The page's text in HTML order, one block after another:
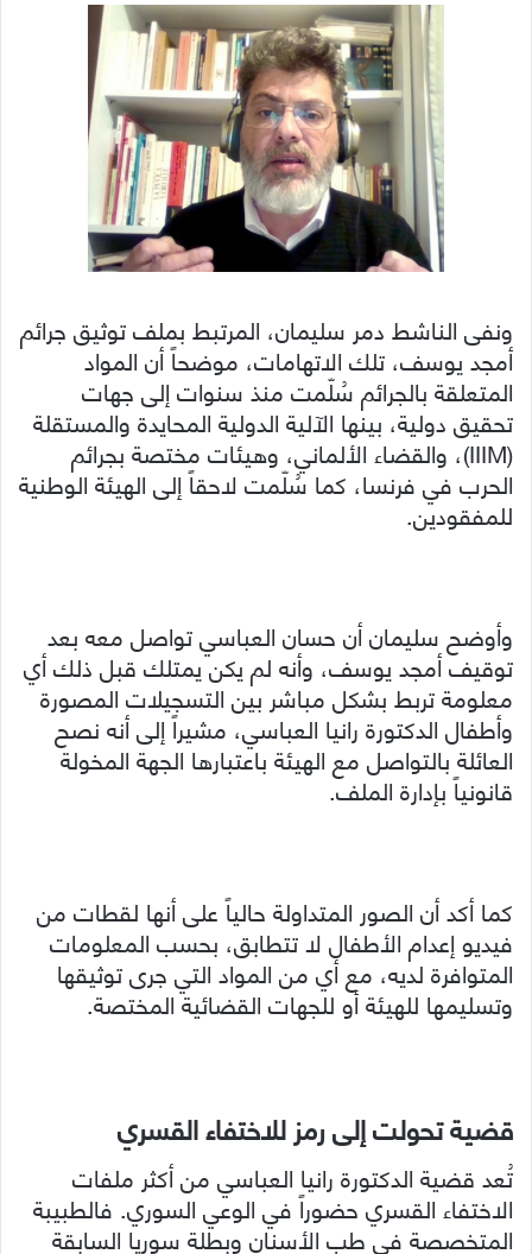
ونفى الناشط دمر سليمان، المرتبط بملف توثيق جرائم
أمجد يوسف، تلك الاتهامات، موضحاً أن المواد
المتعلقة بالجرائم سُلّمت منذ سنوات إلى جهات
تحقيق دولية، بينها الآلية الدولية المحايدة والمستقلة
(IIIM)، والقضاء الألماني، وهيئات مختصة بجرائم
الحرب في فرنسا، كما سُلّمت لاحقاً إلى الهيئة الوطنية
للمفقودين.
وأوضح سليمان أن حسان العباسي تواصل معه بعد
توقيف أمجد يوسف، وأنه لم يكن يمتلك قبل ذلك أي
معلومة تربط بشكل مباشر بين التسجيلات المصورة
وأطفال الدكتورة رانيا العباسي، مشيراً إلى أنه نصح
العائلة بالتواصل مع الهيئة باعتبارها الجهة المخولة
قانونياً بإدارة الملف.
كما أكد أن الصور المتداولة حالياً على أنها لقطات من
فيديو إعدام الأطفال لا تتطابق، بحسب المعلومات
المتوافرة لديه، مع أي من المواد التي جرى توثيقها
وتسليمها للهيئة أو للجهات القضائية المختصة.
قضية تحولت إلى رمز للاختفاء القسري
تُعد قضية الدكتورة رانيا العباسي من أكثر ملفات
الاختفاء القسري حضوراً في الوعي السوري. فالطبيبة
المتخصصة في طب الأسنان وبطلة سوريا السابقة